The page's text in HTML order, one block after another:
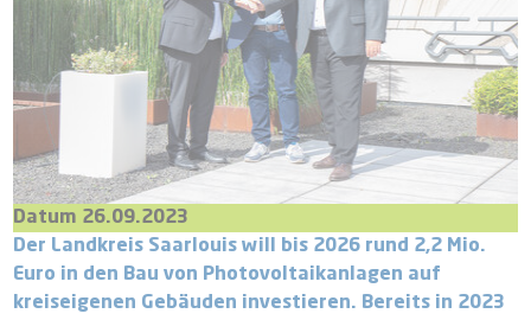
Datum 26.09.2023
Der Landkreis Saarlouis will bis 2026 rund 2,2 Mio.
Euro in den Bau von Photovoltaikanlagen auf
kreiseigenen Gebäuden investieren. Bereits in 2023